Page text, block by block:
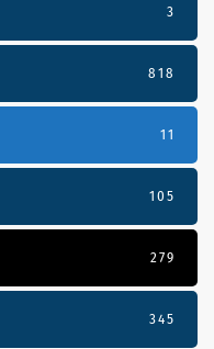
3
818
11
105
279
345